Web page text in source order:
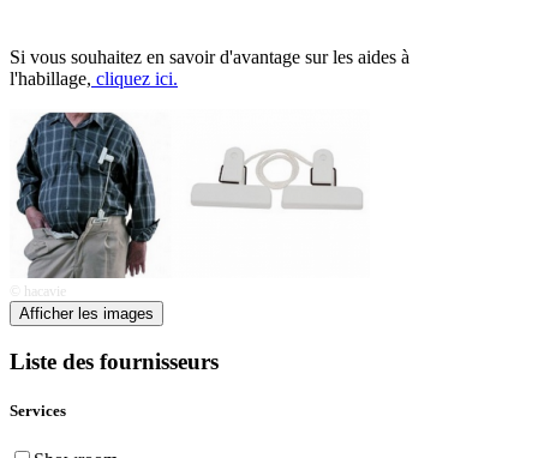
Si vous souhaitez en savoir d'avantage sur les aides à
l'habillage, cliquez ici.
© hacavie
Afficher les images
Liste des fournisseurs
Services